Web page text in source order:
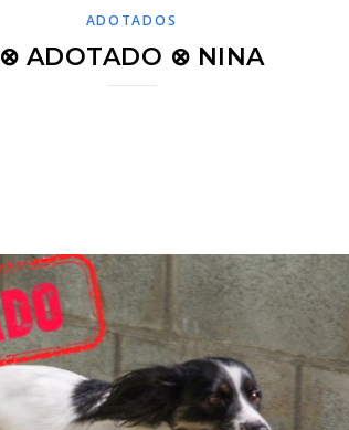
ADOTADOS
⊗ ADOTADO ⊗ NINA